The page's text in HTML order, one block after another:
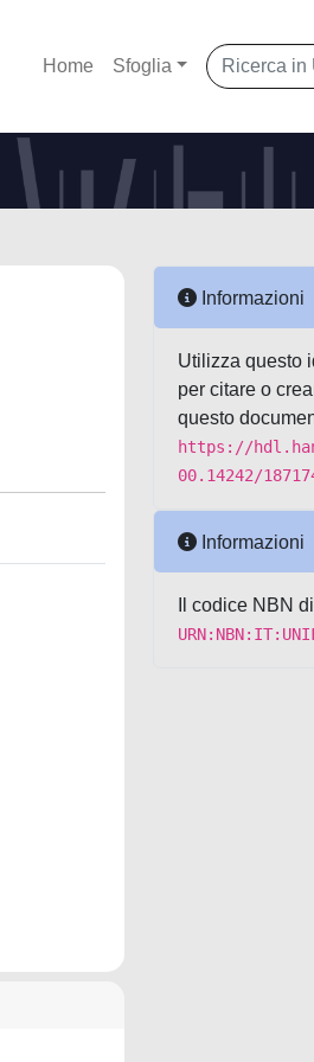
Home Sfoglia
Informazioni
Utilizza questo
per citare o
questo
https://
00.14242/
Informazioni
Il codice NBN